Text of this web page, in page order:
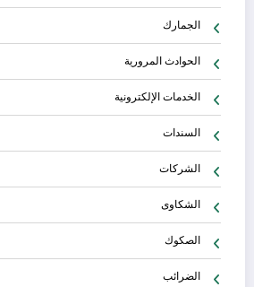
الجمارك
الحوادث المرورية
الخدمات الإلكترونية
السندات
الشركات
الشكاوى
الصكوك
الضرائب